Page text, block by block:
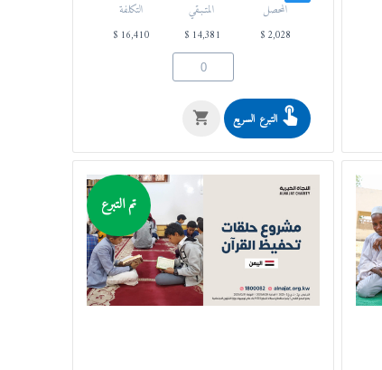
المحصل
2,028
$
المتـبـقي
14,381
$
التكلفة
16,410
$
التبرع السريع
تم التبرع